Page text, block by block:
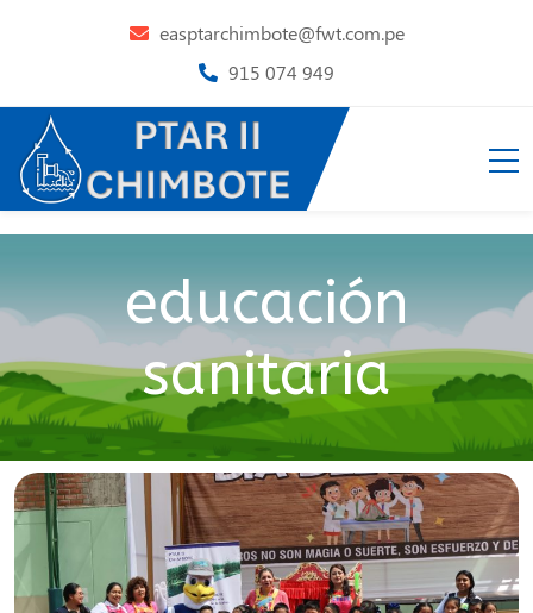
easptarchimbote@fwt.com.pe
915 074 949
educación
sanitaria